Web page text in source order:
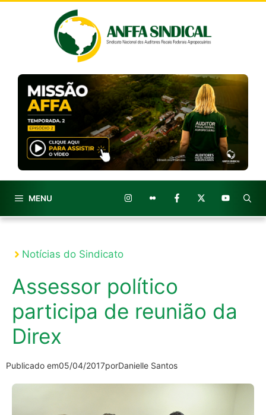
MENU
Notícias do Sindicato
Assessor político
participa de reunião da
Direx
Publicado em05/04/2017porDanielle Santos